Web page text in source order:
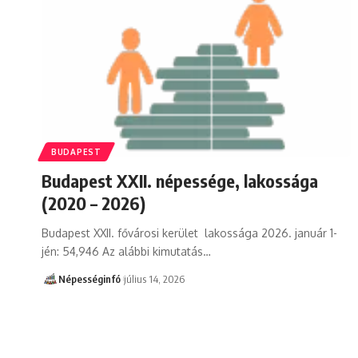
BUDAPEST
Budapest XXII. népessége, lakossága
(2020 – 2026)
Budapest XXII. fővárosi kerület lakossága 2026. január 1-
jén: 54,946 Az alábbi kimutatás…
Népességinfó július 14, 2026